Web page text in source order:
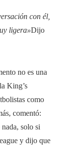
con él,
ligera»Dijo
no es una
King’s
como
comentó:
solo si
y dijo que